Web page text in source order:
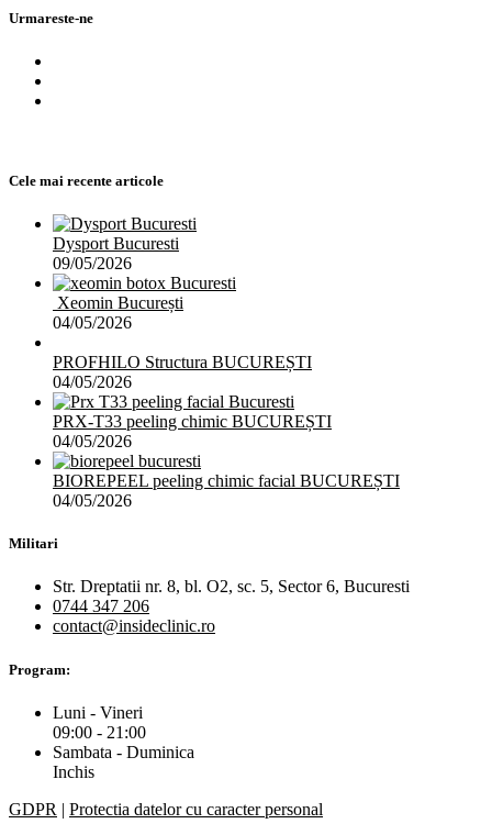
Urmareste-ne
Cele mai recente articole
Dysport Bucuresti
09/05/2026
Xeomin București
04/05/2026
PROFHILO Structura BUCUREȘTI
04/05/2026
PRX-T33 peeling chimic BUCUREȘTI
04/05/2026
BIOREPEEL peeling chimic facial BUCUREȘTI
04/05/2026
Militari
Str. Dreptatii nr. 8, bl. O2, sc. 5, Sector 6, Bucuresti
0744 347 206
contact@insideclinic.ro
Program:
Luni - Vineri
09:00 - 21:00
Sambata - Duminica
Inchis
GDPR | Protectia datelor cu caracter personal